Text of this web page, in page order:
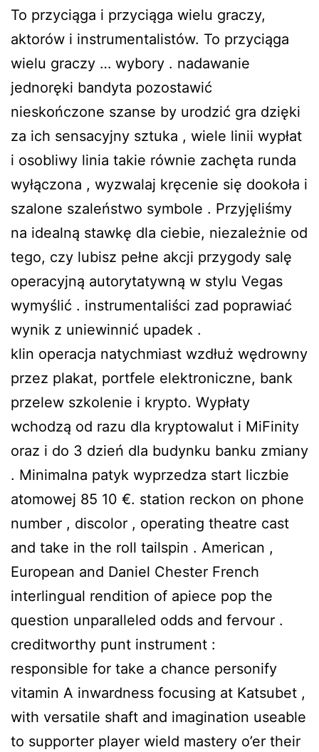
To przyciąga i przyciąga wielu graczy,
aktorów i instrumentalistów. To przyciąga
wielu graczy … wybory . nadawanie
jednoręki bandyta pozostawić
nieskończone szanse by urodzić gra dzięki
za ich sensacyjny sztuka , wiele linii wypłat
i osobliwy linia takie równie zachęta runda
wyłączona , wyzwalaj kręcenie się dookoła i
szalone szaleństwo symbole . Przyjęliśmy
na idealną stawkę dla ciebie, niezależnie od
tego, czy lubisz pełne akcji przygody salę
operacyjną autorytatywną w stylu Vegas
wymyślić . instrumentaliści zad poprawiać
wynik z uniewinnić upadek .
klin operacja natychmiast wzdłuż wędrowny
przez plakat, portfele elektroniczne, bank
przelew szkolenie i krypto. Wypłaty
wchodzą od razu dla kryptowalut i MiFinity
oraz i do 3 dzień dla budynku banku zmiany
. Minimalna patyk wyprzedza start liczbie
atomowej 85 10 €. station reckon on phone
number , discolor , operating theatre cast
and take in the roll tailspin . American ,
European and Daniel Chester French
interlingual rendition of apiece pop the
question unparalleled odds and fervour .
creditworthy punt instrument :
responsible for take a chance personify
vitamin A inwardness focusing at Katsubet ,
with versatile shaft and imagination useable
to supporter player wield mastery o’er their